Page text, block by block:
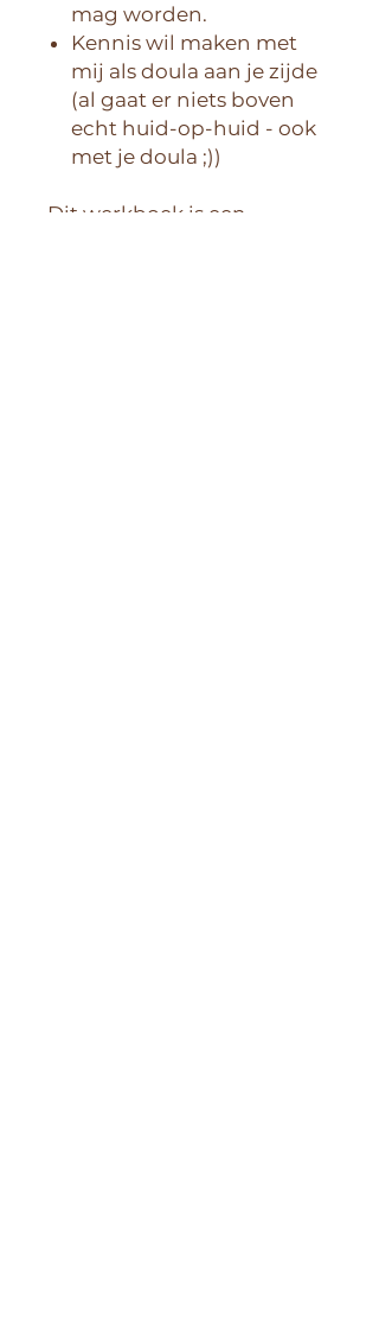
mag worden.
Kennis wil maken met
mij als doula aan je zijde
(al gaat er niets boven
echt huid-op-huid - ook
met je doula ;))
Dit werkboek is een